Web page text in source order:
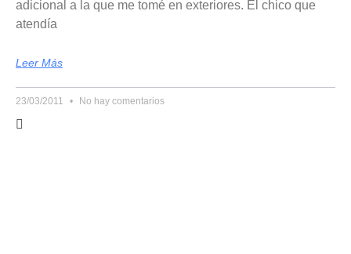
adicional a la que me tomé en exteriores. El chico que
atendía
Leer Más
23/03/2011 No hay comentarios